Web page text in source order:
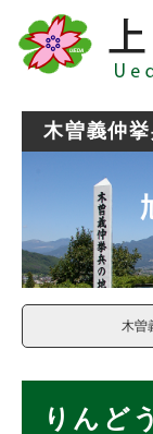
木曽義仲
木曽
りんど